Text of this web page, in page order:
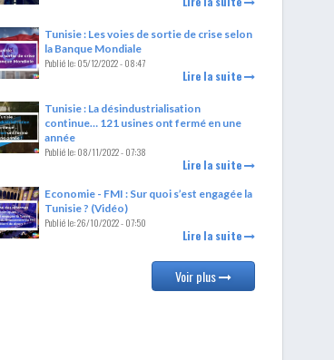
Tunisie : Les voies de sortie de crise selon
la Banque Mondiale
Publié le:05/12/2022 - 08:47
Lire la suite
Tunisie : La désindustrialisation
continue… 121 usines ont fermé en une
année
Publié le:08/11/2022 - 07:38
Lire la suite
Economie - FMI : Sur quoi s’est engagée la
Tunisie ? (Vidéo)
Publié le:26/10/2022 - 07:50
Lire la suite
Voir plus